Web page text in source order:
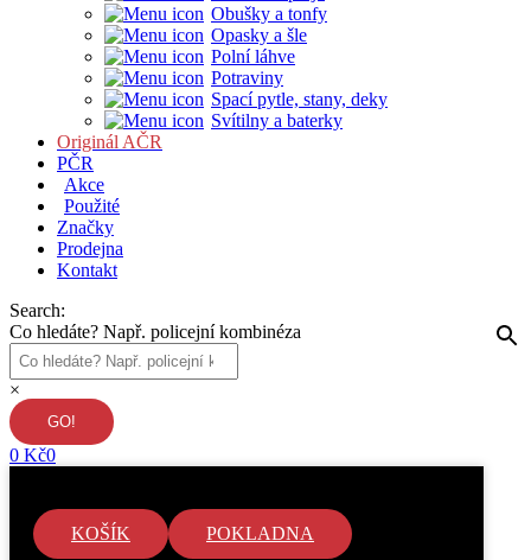
Obušky a tonfy
Opasky a šle
Polní láhve
Potraviny
Spací pytle, stany, deky
Svítilny a baterky
Originál AČR
PČR
Akce
Použité
Značky
Prodejna
Kontakt
Search:
Co hledáte? Např. policejní kombinéza
×
0 Kč0
KOŠÍK POKLADNA